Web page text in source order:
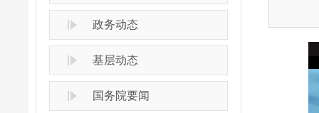
政务动态
基层动态
国务院要闻